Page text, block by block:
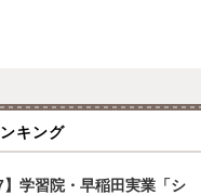
キング
】学習院・早稲田実業「シ